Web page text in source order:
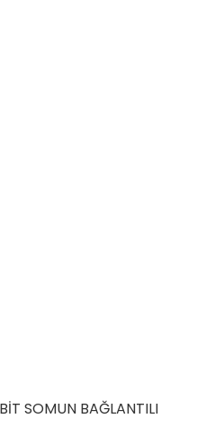
SOMUN BAĞLANTILI